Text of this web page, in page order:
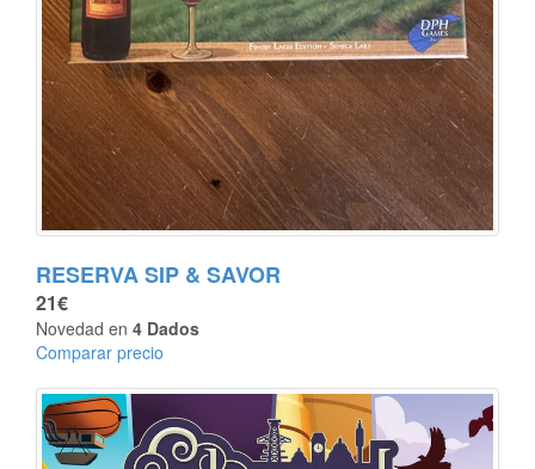
RESERVA SIP & SAVOR
21€
Novedad en 4 Dados
Comparar precio